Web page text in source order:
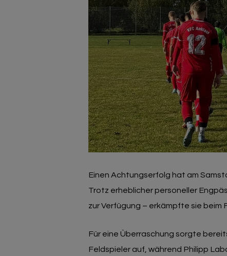
Einen Achtungserfolg hat am
Trotz erheblicher personeller
zur Verfügung – erkämpfte sie beim
Für eine Überraschung sorgte
Feldspieler auf, während Philipp